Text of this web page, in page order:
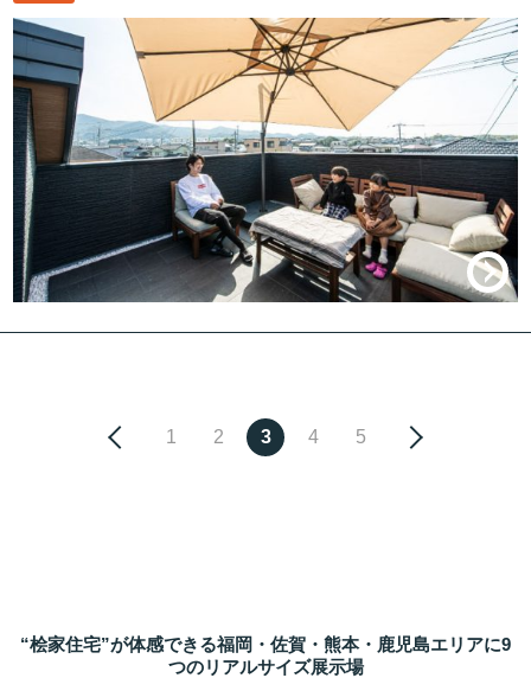
1 2 3 4 5
“桧家住宅”が体感できる福岡・佐賀・熊本・鹿児島エリアに9
つのリアルサイズ展示場